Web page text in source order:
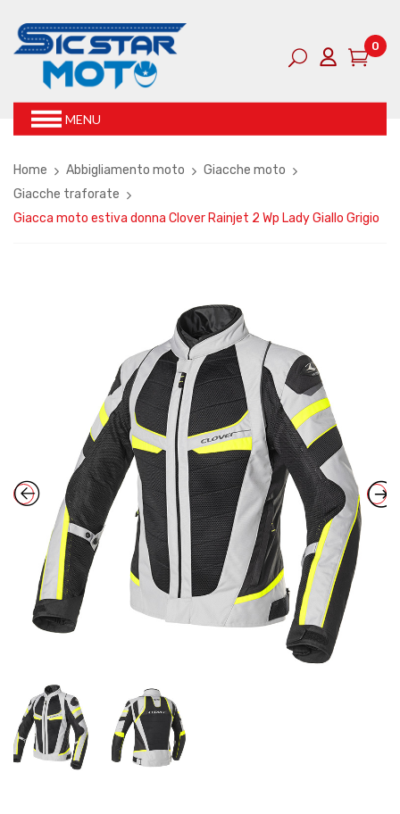
0
MENU
Home Abbigliamento moto
Giacche moto
Giacche traforate
Giacca moto estiva donna Clover Rainjet 2 Wp Lady Giallo Grigio